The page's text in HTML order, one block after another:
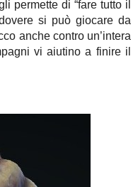
permette di “fare tutto il
si può giocare da
anche contro un’intera
vi aiutino a finire il